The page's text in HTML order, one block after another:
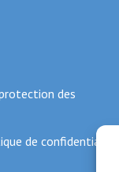
des
de confidentialité